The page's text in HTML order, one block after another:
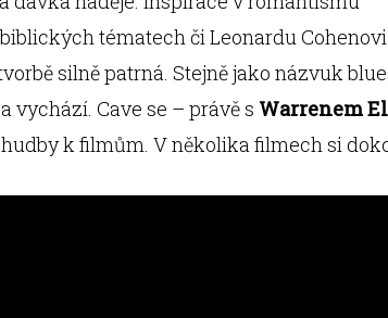
tématech či Leonardu
silně patrná. Stejně jako názvuk
vychází. Cave se – právě s Warrenem
k filmům. V několika filmech si